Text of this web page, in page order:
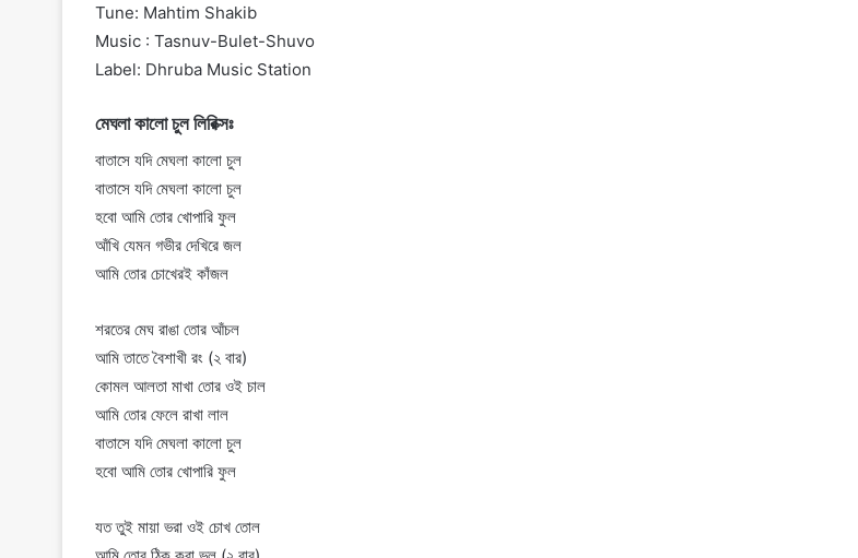
Tune: Mahtim Shakib
Music : Tasnuv-Bulet-Shuvo
Label: Dhruba Music Station
মেঘলা কালো চুল লিরিক্সঃ
বাতাসে যদি মেঘলা কালো চুল
বাতাসে যদি মেঘলা কালো চুল
হবো আমি তোর খোপারি ফুল
আঁখি যেমন গভীর দেখিরে জল
আমি তোর চোখেরই কাঁজল
শরতের মেঘ রাঙা তোর আঁচল
আমি তাতে বৈশাখী রং (২ বার)
কোমল আলতা মাখা তোর ওই চাল
আমি তোর ফেলে রাখা লাল
বাতাসে যদি মেঘলা কালো চুল
হবো আমি তোর খোপারি ফুল
যত তুই মায়া ভরা ওই চোখ তোল